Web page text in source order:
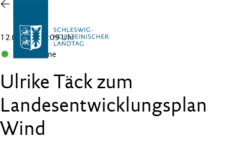
Zur
Übersicht
12.05.26 , 15:09 Uhr
B 90/Grüne
Ulrike Täck zum
Landesentwicklungsplan
Wind